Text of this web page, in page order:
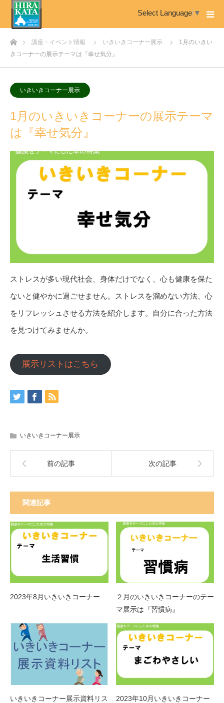
Select Language ▼
ホーム講座・イベント情報 いきいきコーナー展示
1月のいきい
きコーナーの展示テーマは『幸せ気分』
いきいきコーナー展示
1月のいきいきコーナーの展示テーマ
は『幸せ気分』
ストレスが多い現代社会、身体だけでなく、心も健康を保た
ないと健やかに過ごせません。ストレスを溜めない方法、心
をリフレッシュさせる方法を紹介します。自分に合った方法
を見つけてみませんか。
展示リストはこちら
いきいきコーナー展示
前の記事 次の記事
関連記事
2023年8月いきいきコーナー
２月のいきいきコーナーのテー
マ展示は『習慣病』
いきいきコーナー展示資料リス
2023年10月いきいきコーナー